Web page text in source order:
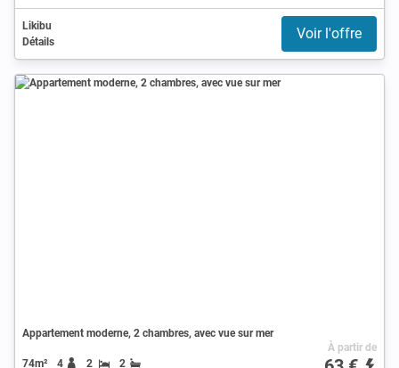
Likibu
Détails
Voir l'offre
Appartement moderne, 2 chambres, avec vue sur mer
74m² 4 2 2
À partir de